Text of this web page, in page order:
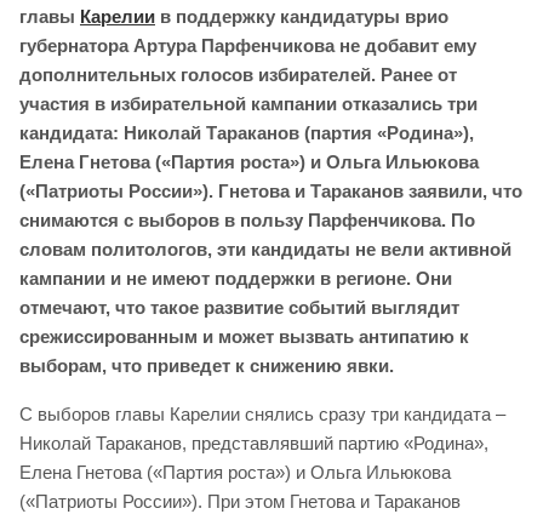
главы Карелии в поддержку кандидатуры врио
губернатора Артура Парфенчикова не добавит ему
дополнительных голосов избирателей. Ранее от
участия в избирательной кампании отказались три
кандидата: Николай Тараканов (партия «Родина»),
Елена Гнетова («Партия роста») и Ольга Ильюкова
(«Патриоты России»). Гнетова и Тараканов заявили, что
снимаются с выборов в пользу Парфенчикова. По
словам политологов, эти кандидаты не вели активной
кампании и не имеют поддержки в регионе. Они
отмечают, что такое развитие событий выглядит
срежиссированным и может вызвать антипатию к
выборам, что приведет к снижению явки.
С выборов главы Карелии снялись сразу три кандидата –
Николай Тараканов, представлявший партию «Родина»,
Елена Гнетова («Партия роста») и Ольга Ильюкова
(«Патриоты России»). При этом Гнетова и Тараканов